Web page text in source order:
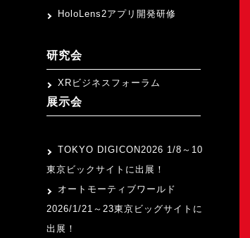
HoloLens2アプリ開発研修
研究会
XRビジネスフォーラム
展示会
TOKYO DIGICON2026 1/8～10
東京ビックサイトに出展！
オートモーティブワールド
2026/1/21～23東京ビッグサイトに
出展！